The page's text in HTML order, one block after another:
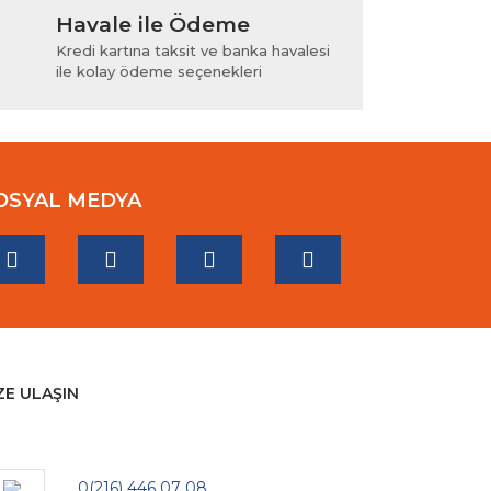
Havale ile Ödeme
Kredi kartına taksit ve banka havalesi
ile kolay ödeme seçenekleri
MEDYA
ULAŞIN